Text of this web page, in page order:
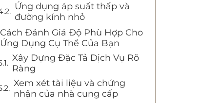
Ứng dụng áp suất thấp và
đường kính nhỏ
Cách Đánh Giá Độ Phù Hợp Cho
Ứng Dụng Cụ Thể Của Bạn
Xây Dựng Đặc Tả Dịch Vụ Rõ
Ràng
Xem xét tài liệu và chứng
nhận của nhà cung cấp